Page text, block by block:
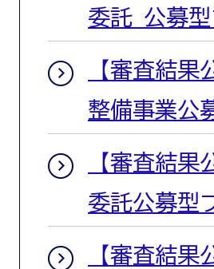
委託 公募
【審査結
整備事業公
【審査結果
委託公募型
【審査結